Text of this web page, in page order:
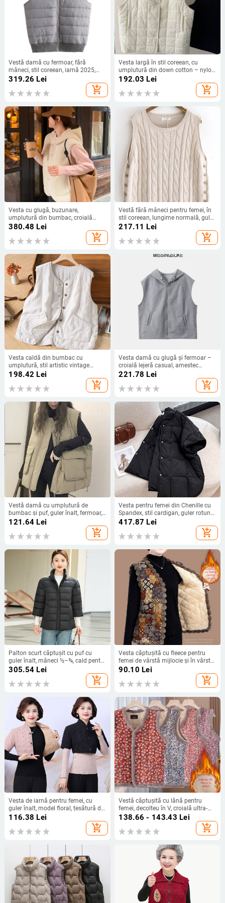
Vestă damă cu fermoar, fără
mâneci, stil coreean, iarnă 2025,
poliester, umplutură Space Cotton,
319.26 Lei
add_shopping_cart
Vesta largă în stil coreean, cu
umplutură din down cotton – nylon,
guler rotund
192.03 Lei
add_shopping_cart
Vesta cu glugă, buzunare,
umplutură din bumbac, croială
lejeră — Iarna 2025, pentru femei
380.48 Lei
add_shopping_cart
Vestă fără mâneci pentru femei, în
stil coreean, lungime normală, guler
rotund, efect 3D, tricot de bumbac
217.11 Lei
add_shopping_cart
Vesta caldă din bumbac cu
umplutură, stil artistic vintage
pentru femei
198.42 Lei
add_shopping_cart
Vesta damă cu glugă și fermoar –
croială lejeră casual, amestec
bumbac/poliester (50–70%
bumbac, 30–50% poliester), guler
înalt, toamnă 2025
221.78 Lei
add_shopping_cart
Vestă damă cu umplutură de
bumbac și puf, guler înalt, fermoar,
croială lejeră, toamnă 2024
121.64 Lei
add_shopping_cart
Vesta pentru femei din Chenille cu
Spandex, stil cardigan, guler rotund,
închidere cu nasturi pe un rând,
417.87 Lei
add_shopping_cart
Palton scurt căptușit cu puf cu
guler înalt, mâneci ½–¾, cald pentru
iarnă, din poliester
305.54 Lei
add_shopping_cart
Vesta căptușită cu fleece pentru
femei de vârstă mijlocie și în vârstă,
haină de toamnă-iarnă caldă,
90.10 Lei
add_shopping_cart
Vesta de iarnă pentru femei, cu
guler înalt, model floral, țesătură din
poliester, umplutură poliester-coton,
116.38 Lei
add_shopping_cart
Vestă căptușită cu lână pentru
femei, decolteu în V, croială ultra-
scurtă în formă A, material exterior
din rayon, nasture frontal unic
138.66 - 143.43 Lei
add_shopping_cart